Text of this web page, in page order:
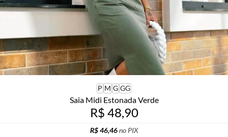
P M G GG
Saia Midi Estonada Verde
R$ 48,90
R$ 46,46no PIX